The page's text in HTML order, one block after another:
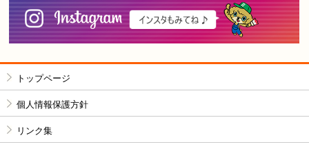
トップページ
個人情報保護方針
リンク集